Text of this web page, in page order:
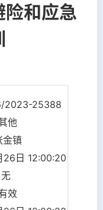
险和应急
2023-25388
他
金镇
26日 12:00:20
效